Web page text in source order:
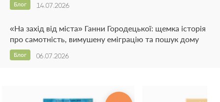
14.07.2026
Блог
«На захід від міста» Ганни Городецької: щемка історія
про самотність, вимушену еміграцію та пошук дому
06.07.2026
Блог